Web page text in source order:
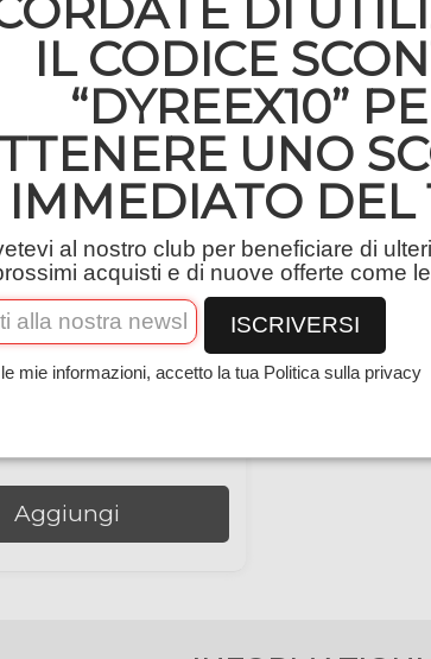
Aggiungi
IL CODICE
“DYREEX10”
UNO
IMMEDIATO DEL
al nostro club per beneficiare di
acquisti e di nuove offerte come
ISCRIVERSI
mie informazioni, accetto la tua Politica sulla privacy